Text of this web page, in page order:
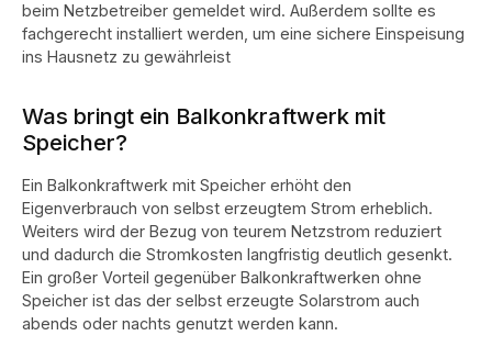
beim Netzbetreiber gemeldet wird. Außerdem sollte es
fachgerecht installiert werden, um eine sichere Einspeisung
ins Hausnetz zu gewährleist
Was bringt ein Balkonkraftwerk mit
Speicher?
Ein Balkonkraftwerk mit Speicher erhöht den
Eigenverbrauch von selbst erzeugtem Strom erheblich.
Weiters wird der Bezug von teurem Netzstrom reduziert
und dadurch die Stromkosten langfristig deutlich gesenkt.
Ein großer Vorteil gegenüber Balkonkraftwerken ohne
Speicher ist das der selbst erzeugte Solarstrom auch
abends oder nachts genutzt werden kann.